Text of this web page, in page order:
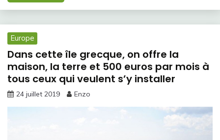
Europe
Dans cette île grecque, on offre la
maison, la terre et 500 euros par mois à
tous ceux qui veulent s’y installer
24 juillet 2019 Enzo